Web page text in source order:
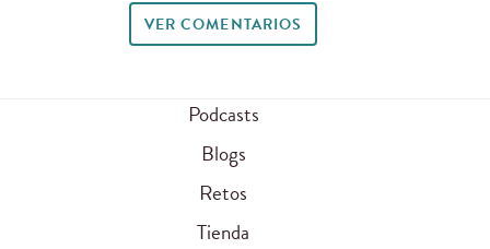
VER COMENTARIOS
Podcasts
Blogs
Retos
Tienda